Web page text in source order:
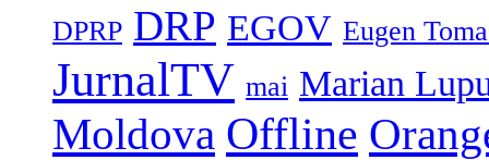
DPRP DRP EGOV Eugen
JurnalTV mai Marian
Moldova Offline